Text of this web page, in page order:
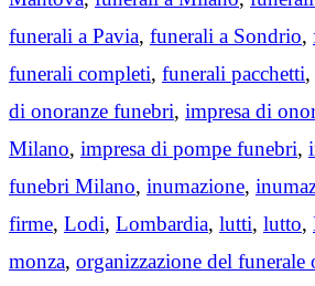
funerali a Pavia, funerali a Sondrio,
funerali completi, funerali pacchetti,
di onoranze funebri, impresa di
Milano, impresa di pompe funebri,
funebri Milano, inumazione,
firme, Lodi, Lombardia, lutti, lutto,
monza, organizzazione del funerale